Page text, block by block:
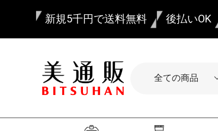
新規5千円で送料無料 後払いOK